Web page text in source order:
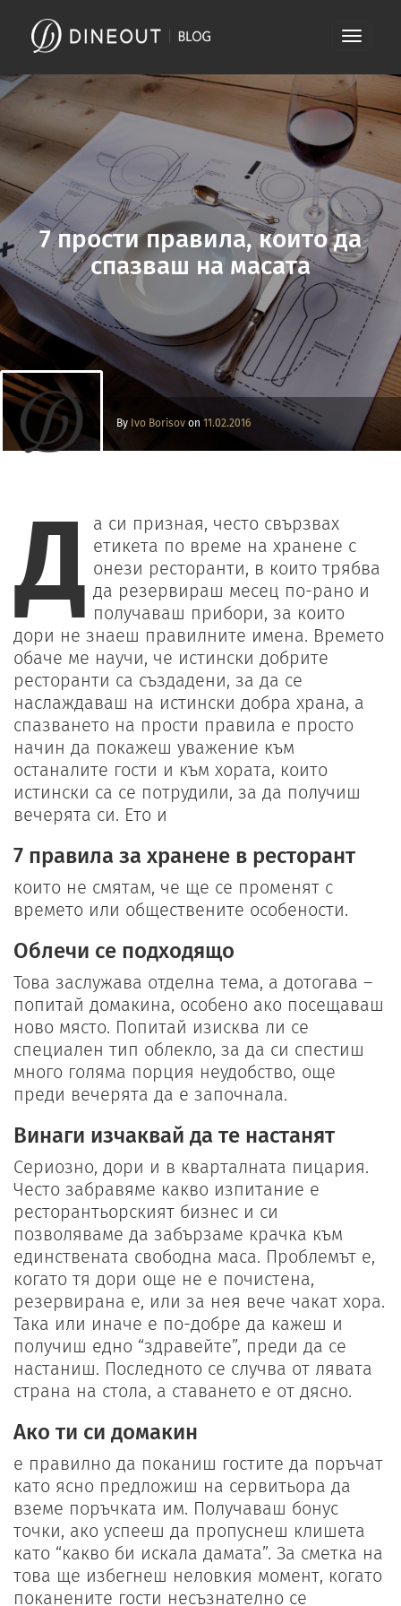
content
Toggle
7 прости правила, които да
спазваш на масaта
By Ivo Borisov on 11.02.2016
Д а си призная, често свързвах
етикета по време на хранене с
онези ресторанти, в които трябва
да резервираш месец по-рано и
получаваш прибори, за които
дори не знаеш правилните имена. Времето
обаче ме научи, че истински добрите
ресторанти са създадени, за да се
наслаждаваш на истински добра храна, а
спазването на прости правила е просто
начин да покажеш уважение към
останалите гости и към хората, които
истински са се потрудили, за да получиш
вечерята си. Ето и
7 правила за хранене в ресторант
които не смятам, че ще се променят с
времето или обществените особености.
Облечи се подходящо
Това заслужава отделна тема, а дотогава –
попитай домакина, особено ако посещаваш
ново място. Попитай изисква ли се
специален тип облекло, за да си спестиш
много голяма порция неудобство, още
преди вечерята да е започнала.
Винаги изчаквай да те настанят
Сериозно, дори и в кварталната пицария.
Често забравяме какво изпитание е
ресторантьорският бизнес и си
позволяваме да забързаме крачка към
единствената свободна маса. Проблемът е,
когато тя дори още не е почистена,
резервирана е, или за нея вече чакат хора.
Така или иначе е по-добре да кажеш и
получиш едно “здравейте”, преди да се
настаниш. Последното се случва от лявата
страна на стола, а ставането е от дясно.
Ако ти си домакин
е правилно да поканиш гостите да поръчат
като ясно предложиш на сервитьора да
вземе поръчката им. Получаваш бонус
точки, ако успееш да пропуснеш клишета
като “какво би искала дамата”. За сметка на
това ще избегнеш неловкия момент, когато
поканените гости несъзнателно се